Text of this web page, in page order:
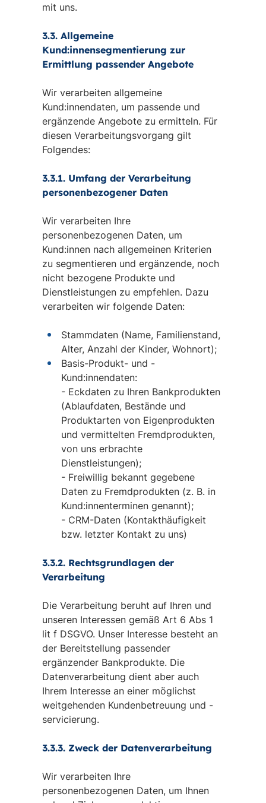
mit uns.
3.3. Allgemeine
Kund:innensegmentierung zur
Ermittlung passender Angebote
Wir verarbeiten allgemeine
Kund:innendaten, um passende und
ergänzende Angebote zu ermitteln. Für
diesen Verarbeitungsvorgang gilt
Folgendes:
3.3.1. Umfang der Verarbeitung
personenbezogener Daten
Wir verarbeiten Ihre
personenbezogenen Daten, um
Kund:innen nach allgemeinen Kriterien
zu segmentieren und ergänzende, noch
nicht bezogene Produkte und
Dienstleistungen zu empfehlen. Dazu
verarbeiten wir folgende Daten:
Stammdaten (Name, Familienstand,
Alter, Anzahl der Kinder, Wohnort);
Basis-Produkt- und -
Kund:innendaten:
- Eckdaten zu Ihren Bankprodukten
(Ablaufdaten, Bestände und
Produktarten von Eigenprodukten
und vermittelten Fremdprodukten,
von uns erbrachte
Dienstleistungen);
- Freiwillig bekannt gegebene
Daten zu Fremdprodukten (z. B. in
Kund:innenterminen genannt);
- CRM-Daten (Kontakthäufigkeit
bzw. letzter Kontakt zu uns)
3.3.2. Rechtsgrundlagen der
Verarbeitung
Die Verarbeitung beruht auf Ihren und
unseren Interessen gemäß Art 6 Abs 1
lit f DSGVO. Unser Interesse besteht an
der Bereitstellung passender
ergänzender Bankprodukte. Die
Datenverarbeitung dient aber auch
Ihrem Interesse an einer möglichst
weitgehenden Kundenbetreuung und -
servicierung.
3.3.3. Zweck der Datenverarbeitung
Wir verarbeiten Ihre
personenbezogenen Daten, um Ihnen